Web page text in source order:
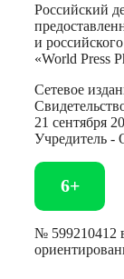
Российский
и
«World Press
Сетевое
21 сентября
Учредитель -
6+
№ 599210412